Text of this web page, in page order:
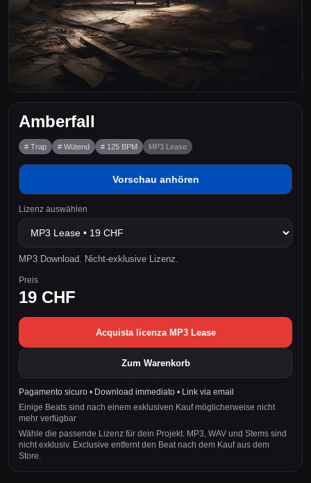
Amberfall
# Trap # Wütend # 125 BPM MP3 Lease
Vorschau anhören
Lizenz auswählen
MP3 Download. Nicht-exklusive Lizenz.
Preis
19 CHF
Acquista licenza MP3 Lease
Zum Warenkorb
Pagamento sicuro • Download immediato • Link via email
Einige Beats sind nach einem exklusiven Kauf möglicherweise nicht
mehr verfügbar
Wähle die passende Lizenz für dein Projekt. MP3, WAV und Stems sind
nicht exklusiv. Exclusive entfernt den Beat nach dem Kauf aus dem
Store.